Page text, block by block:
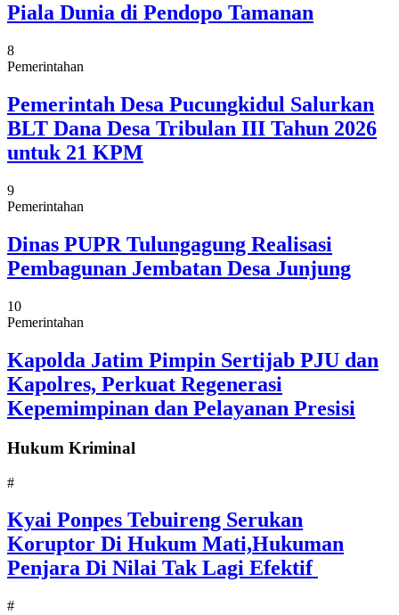
Piala Dunia di Pendopo Tamanan
8
Pemerintahan
Pemerintah Desa Pucungkidul Salurkan
BLT Dana Desa Tribulan III Tahun 2026
untuk 21 KPM
9
Pemerintahan
Dinas PUPR Tulungagung Realisasi
Pembagunan Jembatan Desa Junjung
10
Pemerintahan
Kapolda Jatim Pimpin Sertijab PJU dan
Kapolres, Perkuat Regenerasi
Kepemimpinan dan Pelayanan Presisi
Hukum Kriminal
#
Kyai Ponpes Tebuireng Serukan
Koruptor Di Hukum Mati,Hukuman
Penjara Di Nilai Tak Lagi Efektif
#